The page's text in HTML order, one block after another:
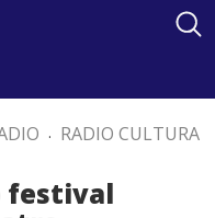
. RADIO CULTURA
festival